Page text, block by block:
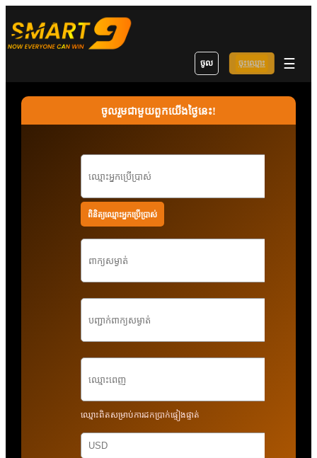
ចូល ចុះឈ្មោះ ☰
ចូលរួមជាមួយពួកយើងថ្ងៃនេះ!
ឈ្មោះពិតសម្រាប់ការដកប្រាក់ផ្ទៀងផ្ទាត់